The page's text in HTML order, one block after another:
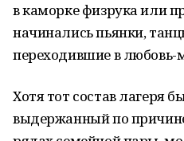
в каморке физрука или
начинались пьянки,
переходившие в любовь-
Хотя тот состав лагеря
выдержанный по